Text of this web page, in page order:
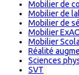
Mobilier de
Mobilier de
Mobilier de
Mobilier
Mobilier
Réalité
Sciences
SVT